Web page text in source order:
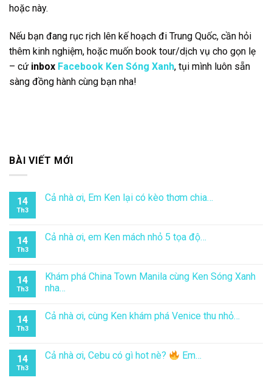
xinh đẹp này. Hãy là người đầu tiên trải nghiệm và khám phá
Vậy là bạn vừa “lướt nhẹ” một vòng Du lịch Trung Quốc
cùngKen Sóng Xanhrồi đấy! Mong rằng những chia sẻ
vừa rồi đã tiếp thêm động lực để bạn xách vali lên và khám
– cứinboxFacebook Ken Sóng Xanh
BÀI VIẾT MỚI
14
Th3
14
Th3
14